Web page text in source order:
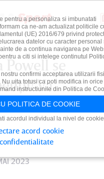
se
Va
Bermuda
2023
pentru a personaliza si imbunatati
ca ne-am actualizat politicile
(UE) 2016/679 privind
datelor cu caracter personal
de a continua navigarea pe
a citi si intelege continutul
confirmi acceptarea utilizarii
uita totusi ca poti modifica in orice
instructiunile din Politica de
POLITICA DE COOKIE
acordul individual la nivel de
acord cookie